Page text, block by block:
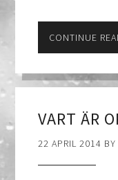
CONTINUE
VART ÄR
22 APRIL 2014 BY